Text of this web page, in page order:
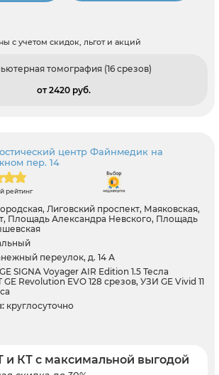
с учетом скидок, льгот и акций
томография (16 срезов)
от 2420 pуб.
центр Файнмедик на
пер. 14
рейтинг
Лиговский проспект, Маяковская,
Площадь Александра Невского, Площадь
переулок, д. 14 А
SIGNA Voyager AIR Edition 1.5 Тесла
Revolution EVO 128 срезов, УЗИ GE Vivid 11
круглосуточно
и КТ с максимальной выгодой